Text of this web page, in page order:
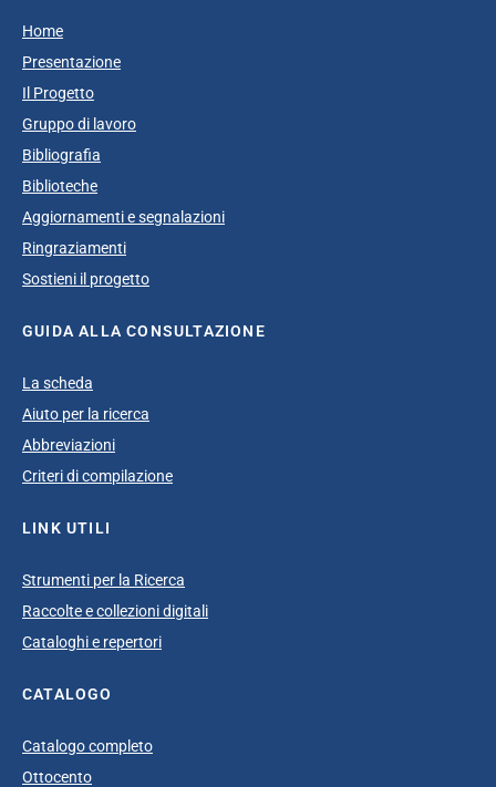
Home
Presentazione
Il Progetto
Gruppo di lavoro
Bibliografia
Biblioteche
Aggiornamenti e segnalazioni
Ringraziamenti
Sostieni il progetto
GUIDA ALLA CONSULTAZIONE
La scheda
Aiuto per la ricerca
Abbreviazioni
Criteri di compilazione
LINK UTILI
Strumenti per la Ricerca
Raccolte e collezioni digitali
Cataloghi e repertori
CATALOGO
Catalogo completo
Ottocento